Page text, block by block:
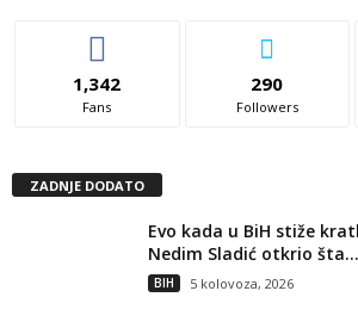
1,342
Fans
290
Followers
ZADNJE DODATO
Evo kada u BiH stiže
Nedim Sladić otkrio šta...
BIH 5 kolovoza, 2026